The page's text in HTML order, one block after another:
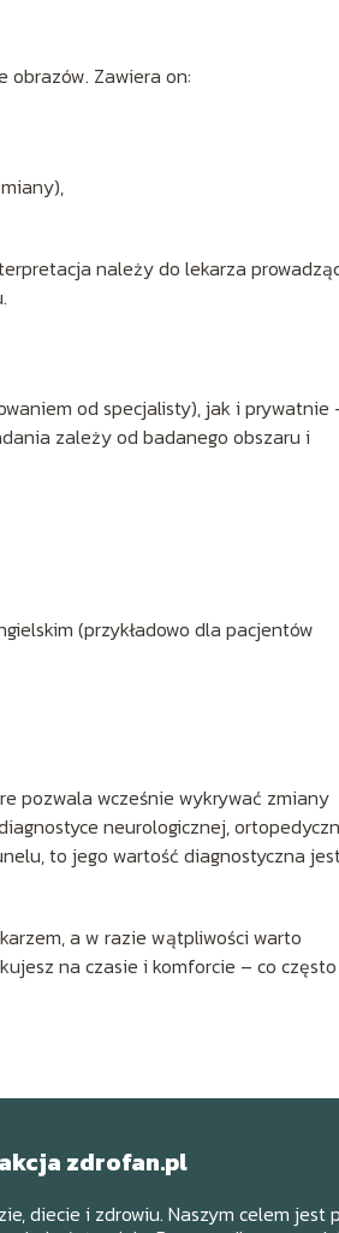
Zawiera on:
należy do lekarza
od specjalisty), jak i prywatnie
zależy od badanego obszaru i
(przykładowo dla pacjentów
pozwala wcześnie wykrywać zmiany
neurologicznej,
to jego wartość diagnostyczna
a w razie wątpliwości warto
na czasie i komforcie – co często
zdrofan.pl
diecie i zdrowiu. Naszym celem